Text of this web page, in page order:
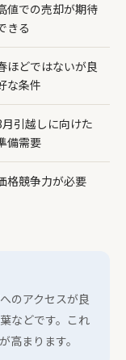
値での売却が期待
きる
ほどではないが良
な条件
月引越しに向けた
備需要
格競争力が必要
のアクセスが良
などです。これ
高まります。